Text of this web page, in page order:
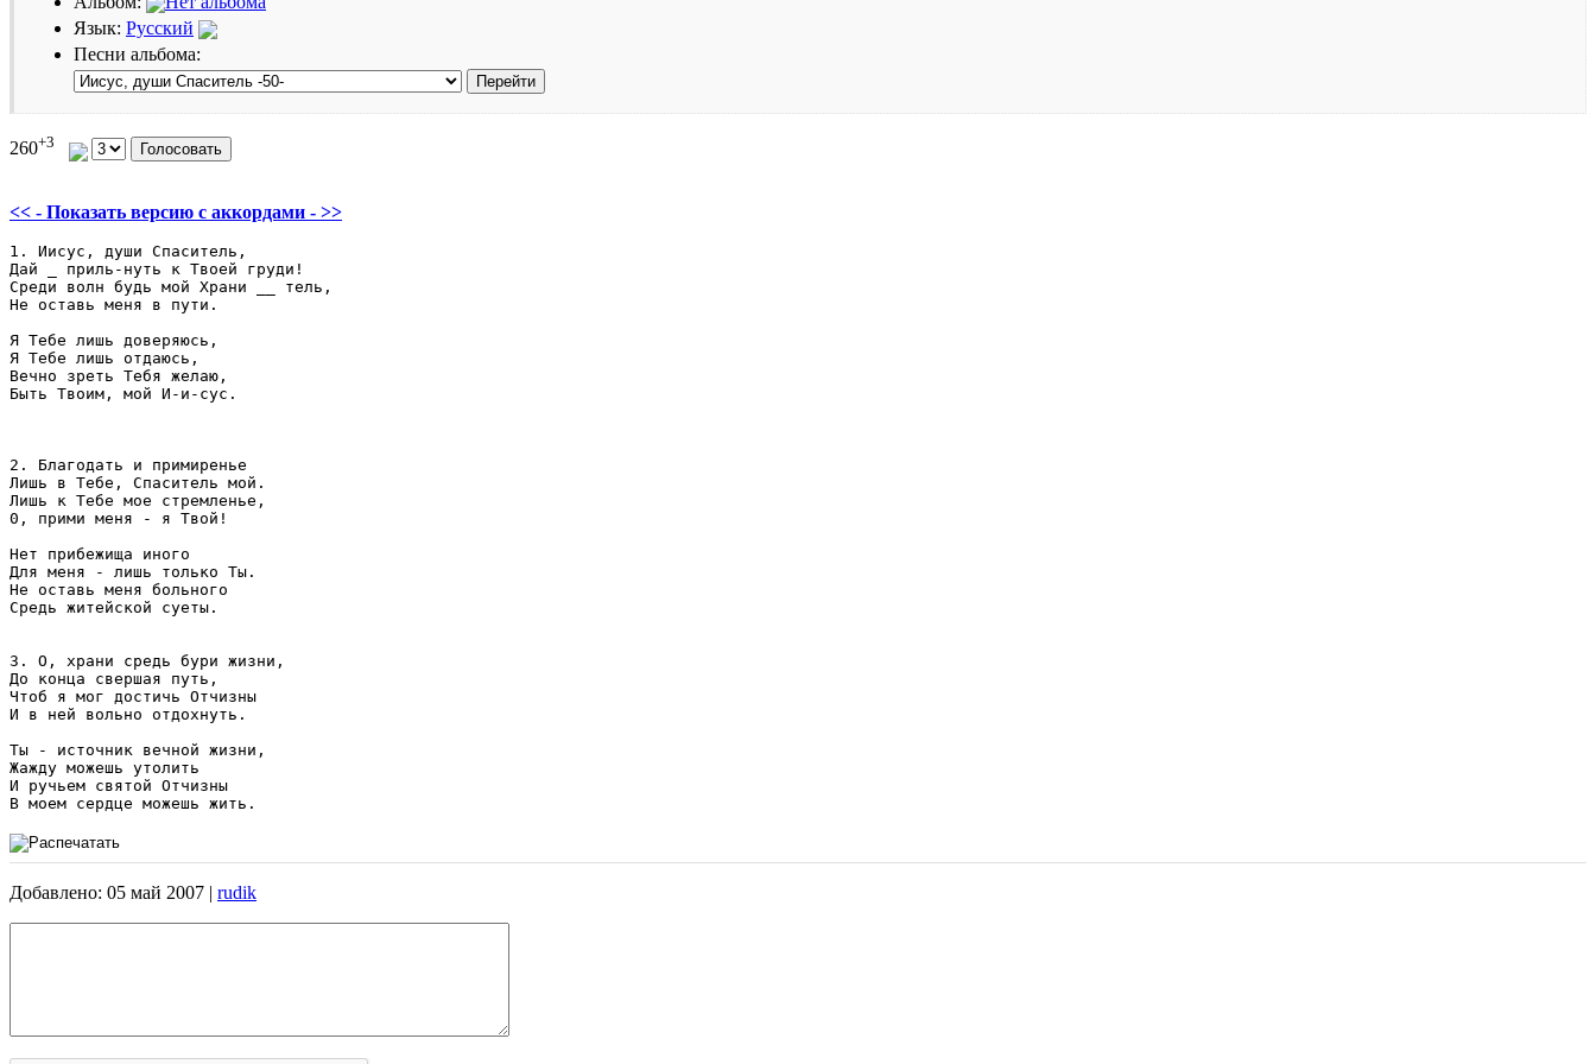
Язык: Русский
Песни альбома:
260+3
<< - Показать версию c аккордами - >>
1. Иисус, души Спаситель,
Дай _ приль-нуть к Твоей груди!
Среди волн будь мой Храни __ тель,
Не оставь меня в пути.
Я Тебе лишь доверяюсь,
Я Тебе лишь отдаюсь,
Вечно зреть Тебя желаю,
Быть Твоим, мой И-и-сус.
2. Благодать и примиренье
Лишь в Тебе, Спаситель мой.
Лишь к Тебе мое стремленье,
0, прими меня - я Твой!
Нет прибежища иного
Для меня - лишь только Ты.
Не оставь меня больного
Средь житейской суеты.
3. О, храни средь бури жизни,
До конца свершая путь,
Чтоб я мог достичь Отчизны
И в ней вольно отдохнуть.
Ты - источник вечной жизни,
Жажду можешь утолить
И ручьем святой Отчизны
Добавлено: 05 май 2007 | rudik